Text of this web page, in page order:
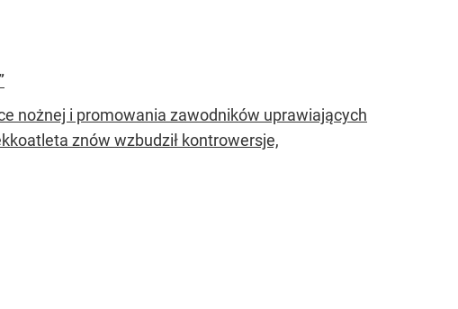
nożnej i promowania zawodników uprawiających
znów wzbudził kontrowersje,